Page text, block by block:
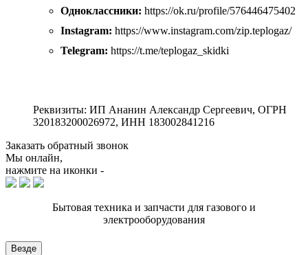
Одноклассники: https://ok.ru/profile/576446475402
Instagram: https://www.instagram.com/zip.teplogaz/
Telegram: https://t.me/teplogaz_skidki
Реквизиты: ИП Ананин Александр Сергеевич, ОГРН
320183200026972, ИНН 183002841216
Заказать обратный звонок
Мы онлайн,
нажмите на иконки -
Бытовая техника и запчасти для газового и
электрооборудования
Везде